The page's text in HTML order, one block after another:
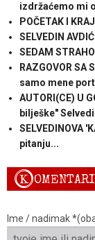
izdržaćemo mi
POČETAK I
SELVEDIN
SEDAM
RAZGOVOR SA
samo mene
AUTORI(CE) U
bilješke"
SELVEDINOVA
pitanju...
KOMENTARI
Ime / nadimak